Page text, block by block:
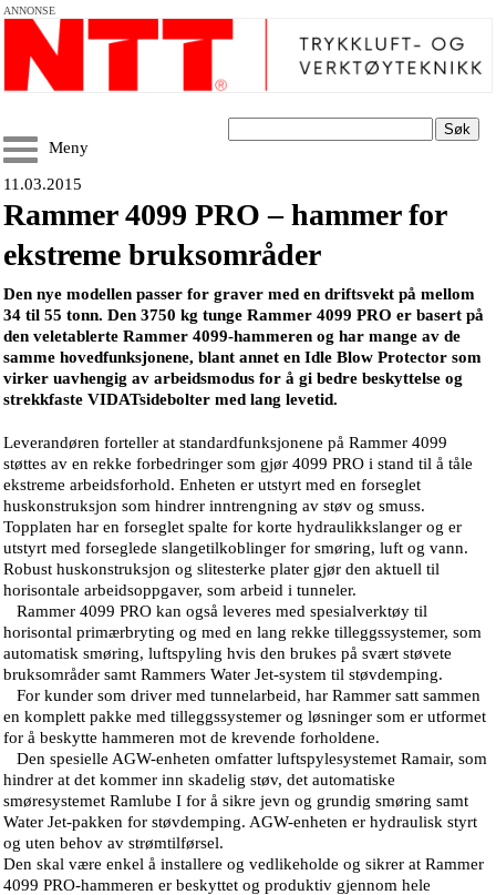
ANNONSE
Søk
Meny
11.03.2015
Rammer 4099 PRO – hammer for
ekstreme bruksområder
Den nye modellen passer for graver med en driftsvekt på mellom
34 til 55 tonn. Den 3750 kg tunge Rammer 4099 PRO er basert på
den veletablerte Rammer 4099-hammeren og har mange av de
samme hovedfunksjonene, blant annet en Idle Blow Protector som
virker uavhengig av arbeidsmodus for å gi bedre beskyttelse og
strekkfaste VIDATsidebolter med lang levetid.
Leverandøren forteller at standardfunksjonene på Rammer 4099
støttes av en rekke forbedringer som gjør 4099 PRO i stand til å tåle
ekstreme arbeidsforhold. Enheten er utstyrt med en forseglet
huskonstruksjon som hindrer inntrengning av støv og smuss.
Topplaten har en forseglet spalte for korte hydraulikkslanger og er
utstyrt med forseglede slangetilkoblinger for smøring, luft og vann.
Robust huskonstruksjon og slitesterke plater gjør den aktuell til
horisontale arbeidsoppgaver, som arbeid i tunneler.
Rammer 4099 PRO kan også leveres med spesialverktøy til
horisontal primærbryting og med en lang rekke tilleggssystemer, som
automatisk smøring, luftspyling hvis den brukes på svært støvete
bruksområder samt Rammers Water Jet-system til støvdemping.
For kunder som driver med tunnelarbeid, har Rammer satt sammen
en komplett pakke med tilleggssystemer og løsninger som er utformet
for å beskytte hammeren mot de krevende forholdene.
Den spesielle AGW-enheten omfatter luftspylesystemet Ramair, som
hindrer at det kommer inn skadelig støv, det automatiske
smøresystemet Ramlube I for å sikre jevn og grundig smøring samt
Water Jet-pakken for støvdemping. AGW-enheten er hydraulisk styrt
og uten behov av strømtilførsel.
Den skal være enkel å installere og vedlikeholde og sikrer at Rammer
4099 PRO-hammeren er beskyttet og produktiv gjennom hele